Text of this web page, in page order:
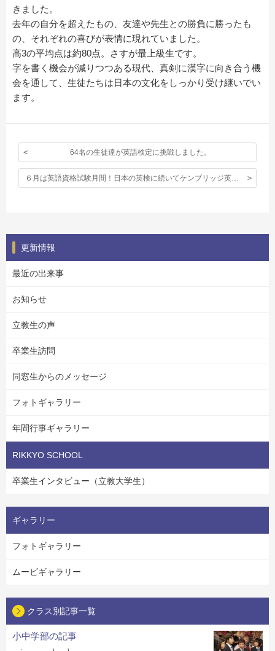
きました。
去年の自分を超えたもの、友達や先生との勝負に勝ったも
の、それぞれの喜びが表情に現れていました。
高3の平均点は約80点。さすが最上級生です。
字を書く機会が減りつつある現代、真剣に漢字に向き合う機
会を通して、生徒たちは日本の文化をしっかり受け継いでい
ます。
64名の生徒達が英語検定に挑戦しました。
更新情報
最近の出来事
お知らせ
立教生の声
卒業生訪問
同窓生からのメッセージ
フォトギャラリー
年間行事ギャラリー
RIKKYO SCHOOL
卒業生インタビュー（立教大学生）
ギャラリー
フォトギャラリー
ムービギャラリー
クラス別記事一覧
小中学部の記事